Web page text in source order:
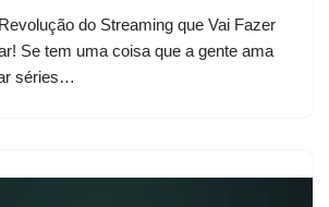
do Streaming que Vai Fazer
Se tem uma coisa que a gente ama
séries…